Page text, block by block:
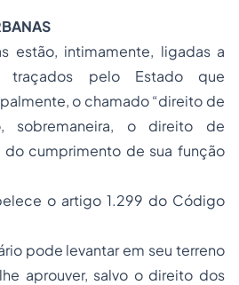
estão, intimamente, ligadas a
traçados pelo Estado que
o chamado “direito de
sobremaneira, o direito de
cumprimento de sua função
o artigo 1.299 do Código
pode levantar em seu terreno
aprouver, salvo o direito dos